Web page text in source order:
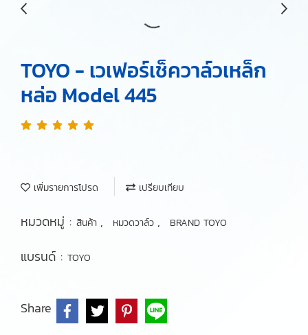
TOYO - เวเฟอร์เช็ควาล์วเหล็ก
หล่อ Model 445
เพิ่มรายการโปรด เปรียบเทียบ
หมวดหมู่ : สินค้า , หมวดวาล์ว , BRAND TOYO
แบรนด์ : TOYO
Share